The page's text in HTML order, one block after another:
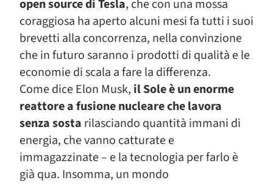
open source di Tesla, che con una mossa
coraggiosa ha aperto alcuni mesi fa tutti i suoi
brevetti alla concorrenza, nella convinzione
che in futuro saranno i prodotti di qualità e le
economie di scala a fare la differenza.
Come dice Elon Musk, il Sole è un enorme
reattore a fusione nucleare che lavora
senza sosta rilasciando quantità immani di
energia, che vanno catturate e
immagazzinate – e la tecnologia per farlo è
già qua. Insomma, un mondo